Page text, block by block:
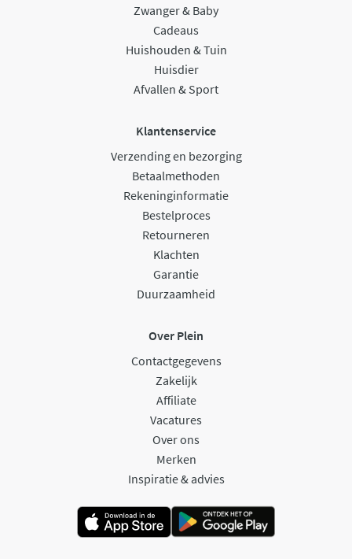
Zwanger & Baby
Cadeaus
Huishouden & Tuin
Huisdier
Afvallen & Sport
Klantenservice
Verzending en bezorging
Betaalmethoden
Rekeninginformatie
Bestelproces
Retourneren
Klachten
Garantie
Duurzaamheid
Over Plein
Contactgegevens
Zakelijk
Affiliate
Vacatures
Over ons
Merken
Inspiratie & advies